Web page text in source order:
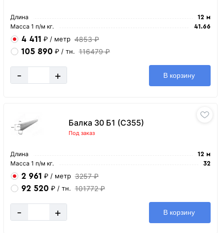
Длина 12 м
Масса 1 п/м кг. 41.66
4 411 ₽ / метр 4853 ₽
105 890 ₽ / тн. 116479 ₽
- + В корзину
Балка 30 Б1 (С355)
Под заказ
Длина 12 м
Масса 1 п/м кг. 32
2 961 ₽ / метр 3257 ₽
92 520 ₽ / тн. 101772 ₽
- + В корзину